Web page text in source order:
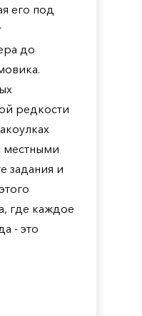
его под
до
редкости
местными
задания и
где каждое
- это